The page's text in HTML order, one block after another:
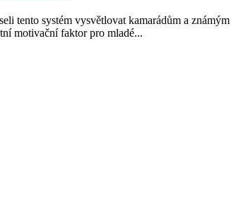
tento systém vysvětlovat kamarádům a známým
motivační faktor pro mladé...